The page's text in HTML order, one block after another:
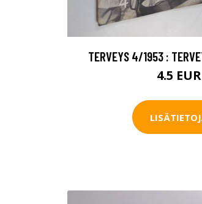
TERVEYS 4/1953 :
4.5 EUR